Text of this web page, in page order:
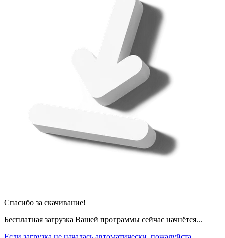
Спасибо за скачивание!
Бесплатная загрузка Вашей программы сейчас начнётся...